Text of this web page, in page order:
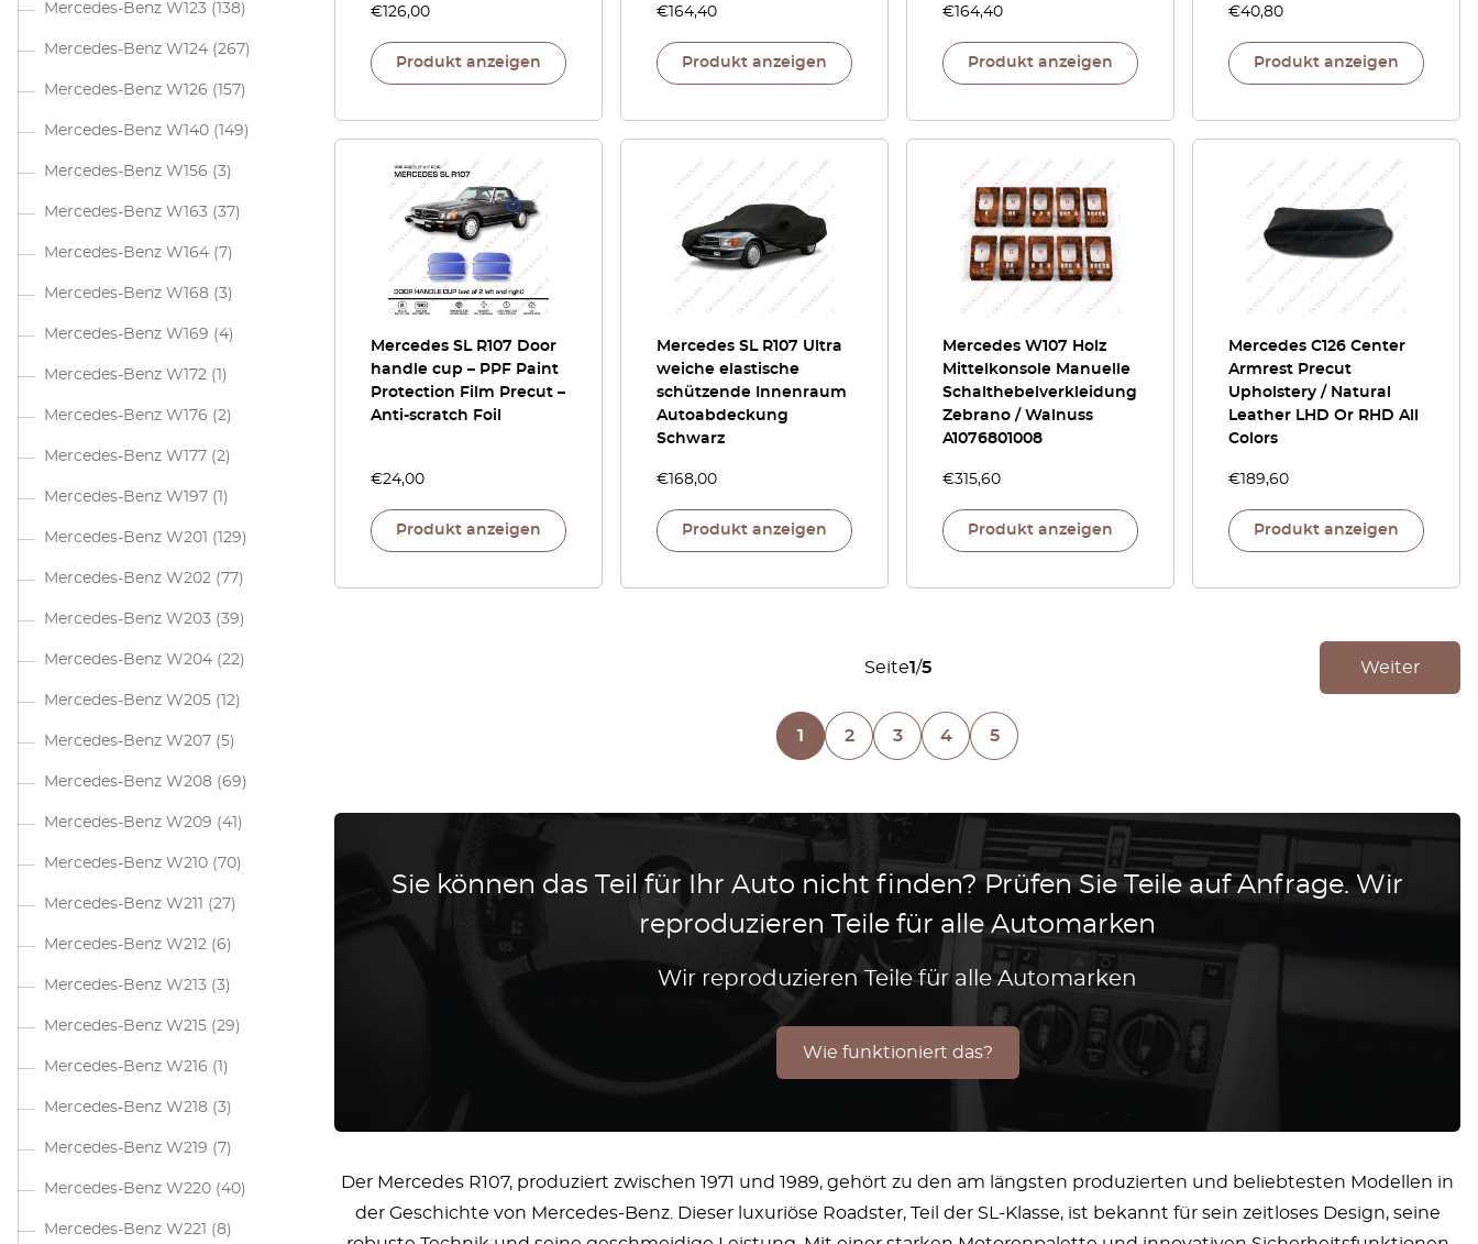
Mercedes-Benz W123 (138)
Mercedes-Benz W124 (267)
Mercedes-Benz W126 (157)
Mercedes-Benz W140 (149)
Mercedes-Benz W156 (3)
Mercedes-Benz W163 (37)
Mercedes-Benz W164 (7)
Mercedes-Benz W168 (3)
Mercedes-Benz W169 (4)
Mercedes-Benz W172 (1)
Mercedes-Benz W176 (2)
Mercedes-Benz W177 (2)
Mercedes-Benz W197 (1)
Mercedes-Benz W201 (129)
Mercedes-Benz W202 (77)
Mercedes-Benz W203 (39)
Mercedes-Benz W204 (22)
Mercedes-Benz W205 (12)
Mercedes-Benz W207 (5)
Mercedes-Benz W208 (69)
Mercedes-Benz W209 (41)
Mercedes-Benz W210 (70)
Mercedes-Benz W211 (27)
Mercedes-Benz W212 (6)
Mercedes-Benz W213 (3)
Mercedes-Benz W215 (29)
Mercedes-Benz W216 (1)
Mercedes-Benz W218 (3)
Mercedes-Benz W219 (7)
Mercedes-Benz W220 (40)
Mercedes-Benz W221 (8)
€ 126,00
Produkt anzeigen
€ 164,40
Produkt anzeigen
€ 164,40
Produkt anzeigen
€40,80
Produkt anzeigen
Mercedes SL R107 Door
handle cup – PPF Paint
Protection Film Precut –
Anti-scratch Foil
€24,00
Produkt anzeigen
Mercedes SL R107 Ultra
weiche elastische
schützende Innenraum
Autoabdeckung
Schwarz
€ 168,00
Produkt anzeigen
Mercedes W107 Holz
Mittelkonsole Manuelle
Schalthebelverkleidung
Zebrano / Walnuss
A1076801008
€315,60
Produkt anzeigen
Mercedes C126 Center
Armrest Precut
Upholstery / Natural
Leather LHD Or RHD All
Colors
€ 189,60
Produkt anzeigen
Seite1/5 Weiter
1 2 3 4 5
Sie können das Teil für Ihr Auto nicht finden? Prüfen Sie Teile auf Anfrage. Wir
reproduzieren Teile für alle Automarken
Wir reproduzieren Teile für alle Automarken
Wie funktioniert das?
Der Mercedes R107, produziert zwischen 1971 und 1989, gehört zu den am längsten produzierten und beliebtesten Modellen in
der Geschichte von Mercedes-Benz. Dieser luxuriöse Roadster, Teil der SL-Klasse, ist bekannt für sein zeitloses Design, seine